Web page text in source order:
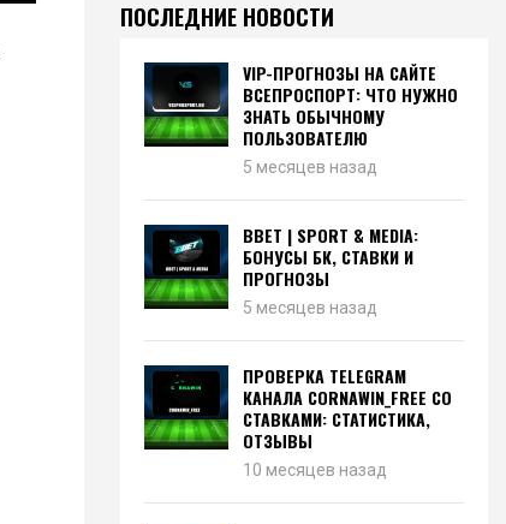
ПОСЛЕДНИЕ НОВОСТИ
VIP-ПРОГНОЗЫ НА САЙТЕ
ВСЕПРОСПОРТ: ЧТО НУЖНО
ЗНАТЬ ОБЫЧНОМУ
ПОЛЬЗОВАТЕЛЮ
5 месяцев назад
BBET | SPORT & MEDIA:
БОНУСЫ БК, СТАВКИ И
ПРОГНОЗЫ
5 месяцев назад
ПРОВЕРКА TELEGRAM
КАНАЛА CORNAWIN_FREE СО
СТАВКАМИ: СТАТИСТИКА,
ОТЗЫВЫ
10 месяцев назад